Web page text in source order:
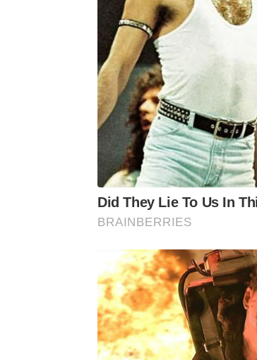
CRUZEIR0 – Cássio;
Silva, Christian
(Marquinhos) e Kaio Jorge
GOLS – Christian, aos 22 e
CARTÕES AMARELOS
Christian e Kaiki (Cruzeiro).
ÁRBITRO – Matheus
REDA – R$ 2.045.450,00.
PÚBLICO – 35.126
LOCAL – Engenhão, no Rio
Did They Lie To Us In
BRAINBERRIES